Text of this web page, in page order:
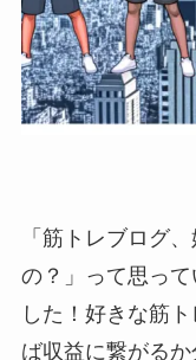
「筋トレブログ
の？」って思っ
した！好きな筋
ば収益に繋がる